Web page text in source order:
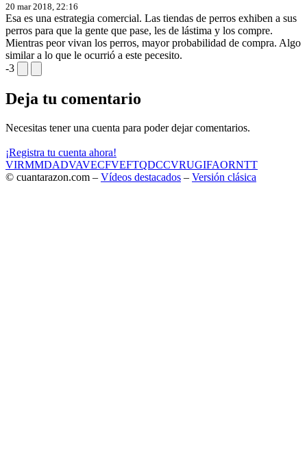
20 mar 2018, 22:16
Esa es una estrategia comercial. Las tiendas de perros exhiben a sus
perros para que la gente que pase, les de lástima y los compre.
Mientras peor vivan los perros, mayor probabilidad de compra. Algo
similar a lo que le ocurrió a este pecesito.
-3
Deja tu comentario
Necesitas tener una cuenta para poder dejar comentarios.
¡Registra tu cuenta ahora!
VIRMMDADVAVECFVEFTQDCCVRUGIFAORNTT
© cuantarazon.com – Vídeos destacados – Versión clásica